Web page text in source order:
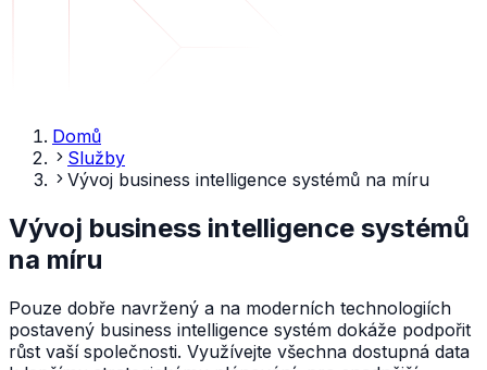
Domů
Služby
Vývoj business intelligence systémů na míru
Vývoj business intelligence systémů
na míru
Pouze dobře navržený a na moderních technologiích
postavený business intelligence systém dokáže podpořit
růst vaší společnosti. Využívejte všechna dostupná data